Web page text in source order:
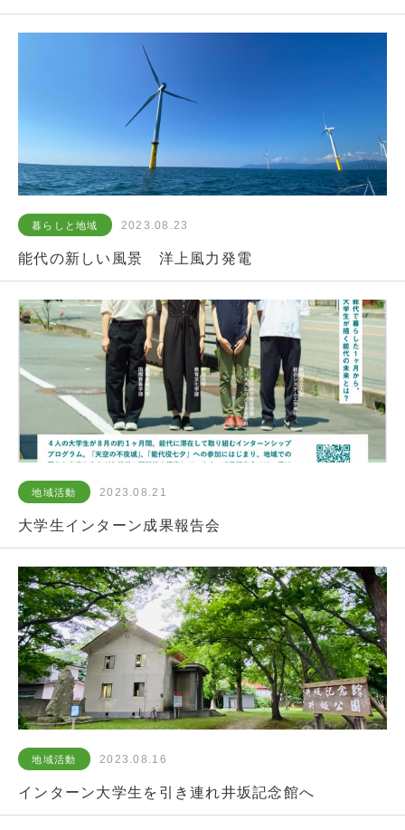
暮らしと地域 2023.08.23
能代の新しい風景 洋上風力発電
地域活動 2023.08.21
大学生インターン成果報告会
地域活動 2023.08.16
インターン大学生を引き連れ井坂記念館へ